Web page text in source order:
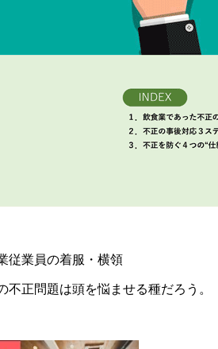
従業員の着服・横領
不正問題は頭を悩ませる種だろう。